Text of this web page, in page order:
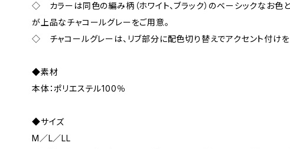
◇ カラーは同色の編み柄（ホワイト、ブラック）のベーシックなお色
が上品なチャコールグレーをご用意。
◇ チャコールグレーは、リブ部分に配色切り替えでアクセント付けを
◆素材
本体：ポリエステル100％
◆サイズ
M／L／LL